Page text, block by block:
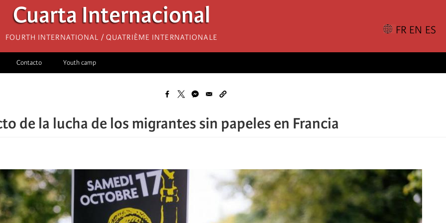
Cuarta Internacional
Fourth International / Quatrième internationale
Contacto Youth camp
de la lucha de los migrantes sin papeles en Francia